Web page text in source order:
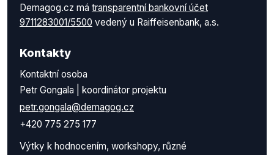
Demagog.cz má transparentní bankovní účet
9711283001/5500 vedený u Raiffeisenbank, a.s.
Kontakty
Kontaktní osoba
Petr Gongala | koordinátor projektu
petr.gongala@demagog.cz
+420 775 275 177
Výtky k hodnocením, workshopy, různé